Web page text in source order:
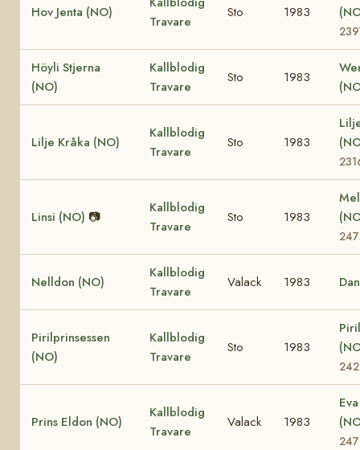
Hov Jenta (NO)
Travare
Sto 1983
Höyli Stjerna
(NO)
Kallblodig
Travare
Sto 1983
Lilje Kråka (NO)
Kallblodig
Travare
Sto 1983
Linsi (NO) 📷
Kallblodig
Travare
Sto 1983
Nelldon (NO)
Kallblodig
Travare
Valack 1983
Pirilprinsessen
(NO)
Kallblodig
Travare
Sto 1983
Prins Eldon (NO)
Kallblodig
Travare
Valack 1983